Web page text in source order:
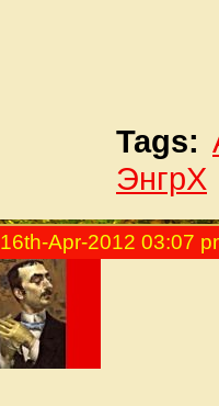
Tags:
ЭнгрХ
16th-Apr-2012 03:07